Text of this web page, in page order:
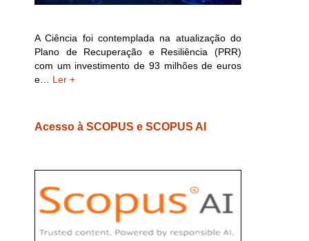
A Ciência foi contemplada na atualização do
Plano de Recuperação e Resiliência (PRR)
com um investimento de 93 milhões de euros
e… Ler +
Acesso à SCOPUS e SCOPUS AI